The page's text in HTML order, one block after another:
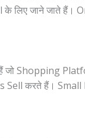
जाने जाते हैं।
Shopping
Sell करते हैं।